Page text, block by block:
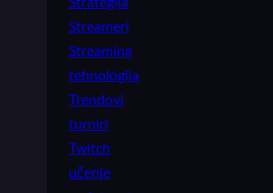
Streameri
Streaming
tehnologija
Trendovi
turniri
Twitch
učenje